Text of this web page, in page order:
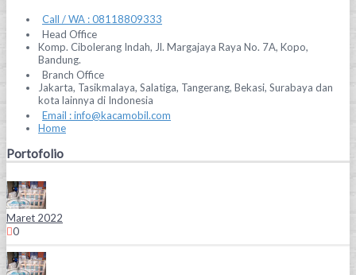
Call / WA : 08118809333
Head Office
Komp. Cibolerang Indah, Jl. Margajaya Raya No. 7A, Kopo,
Bandung.
Branch Office
Jakarta, Tasikmalaya, Salatiga, Tangerang, Bekasi, Surabaya dan
kota lainnya di Indonesia
Email : info@kacamobil.com
Home
Portofolio
Maret 2022
0